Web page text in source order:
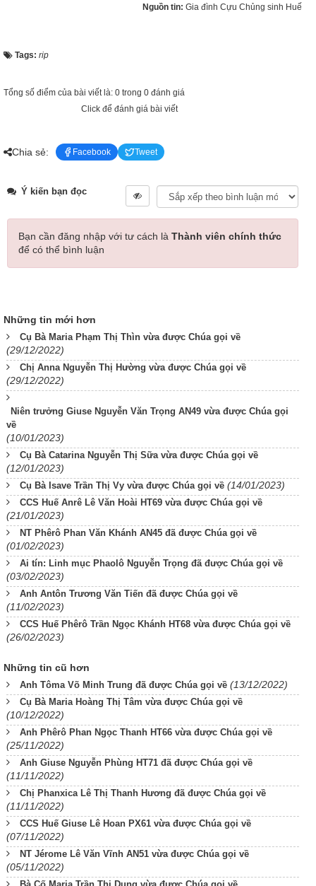
Nguồn tin: Gia đình Cựu Chủng sinh Huế
Tags: rip
Tổng số điểm của bài viết là: 0 trong 0 đánh giá
Click để đánh giá bài viết
Chia sẻ: Facebook Tweet
Ý kiến bạn đọc
Bạn cần đăng nhập với tư cách là Thành viên chính thức
để có thể bình luận
Những tin mới hơn
Cụ Bà Maria Phạm Thị Thìn vừa được Chúa gọi về
(29/12/2022)
Chị Anna Nguyễn Thị Hường vừa được Chúa gọi về
(29/12/2022)
Niên trưởng Giuse Nguyễn Văn Trọng AN49 vừa được Chúa gọi
về
(10/01/2023)
Cụ Bà Catarina Nguyễn Thị Sữa vừa được Chúa gọi về
(12/01/2023)
Cụ Bà Isave Trần Thị Vy vừa được Chúa gọi về (14/01/2023)
CCS Huế Anrê Lê Văn Hoài HT69 vừa được Chúa gọi về
(21/01/2023)
NT Phêrô Phan Văn Khánh AN45 đã được Chúa gọi về
(01/02/2023)
Ai tín: Linh mục Phaolô Nguyễn Trọng đã được Chúa gọi về
(03/02/2023)
Anh Antôn Trương Văn Tiến đã được Chúa gọi về
(11/02/2023)
CCS Huế Phêrô Trần Ngọc Khánh HT68 vừa được Chúa gọi về
(26/02/2023)
Những tin cũ hơn
Anh Tôma Võ Minh Trung đã được Chúa gọi về (13/12/2022)
Cụ Bà Maria Hoàng Thị Tâm vừa được Chúa gọi về
(10/12/2022)
Anh Phêrô Phan Ngọc Thanh HT66 vừa được Chúa gọi về
(25/11/2022)
Anh Giuse Nguyễn Phùng HT71 đã được Chúa gọi về
(11/11/2022)
Chị Phanxica Lê Thị Thanh Hương đã được Chúa gọi về
(11/11/2022)
CCS Huế Giuse Lê Hoan PX61 vừa được Chúa gọi về
(07/11/2022)
NT Jérome Lê Văn Vĩnh AN51 vừa được Chúa gọi về
(05/11/2022)